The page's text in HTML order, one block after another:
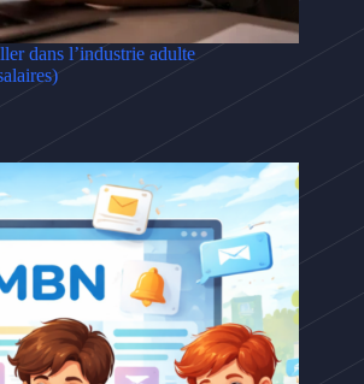
dans l’industrie adulte